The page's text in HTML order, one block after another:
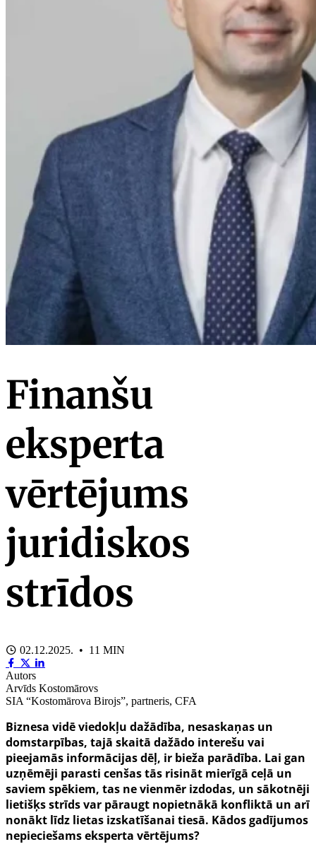
Finanšu
eksperta
vērtējums
juridiskos
strīdos
02.12.2025. • 11 MIN
Autors
Arvīds Kostomārovs
SIA “Kostomārova Birojs”, partneris, CFA
Biznesa vidē viedokļu dažādība, nesaskaņas un
domstarpības, tajā skaitā dažādo interešu vai
pieejamās informācijas dēļ, ir bieža parādība. Lai gan
uzņēmēji parasti cenšas tās risināt mierīgā ceļā un
saviem spēkiem, tas ne vienmēr izdodas, un sākotnēji
lietišķs strīds var pāraugt nopietnākā konfliktā un arī
nonākt līdz lietas izskatīšanai tiesā. Kādos gadījumos
nepieciešams eksperta vērtējums?